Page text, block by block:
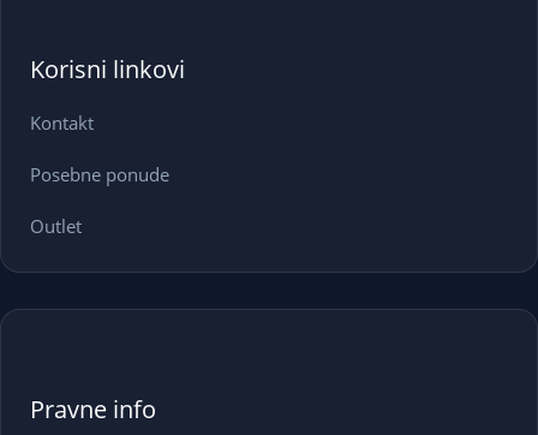
Korisni linkovi
Kontakt
Posebne ponude
Outlet
Pravne info